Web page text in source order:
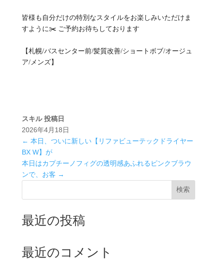
皆様も自分だけの特別なスタイルをお楽しみいただけま
すように✂️ ご予約お待ちしております️
【札幌/バスセンター前/髪質改善/ショートボブ/オージュ
ア/メンズ】
スキル 投稿日
2026年4月18日
← 本日、ついに新しい【リファビューテックドライヤー
BX W】が
本日はカプチーノフィグの透明感あふれるピンクブラウ
ンで、お客 →
検索
最近の投稿
最近のコメント